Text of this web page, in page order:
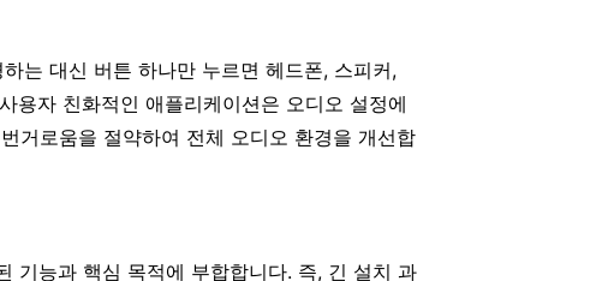
는 대신 버튼 하나만 누르면 헤드폰, 스피커,
용자 친화적인 애플리케이션은 오디오 설정에
거로움을 절약하여 전체 오디오 환경을 개선합
기능과 핵심 목적에 부합합니다. 즉, 긴 설치 과